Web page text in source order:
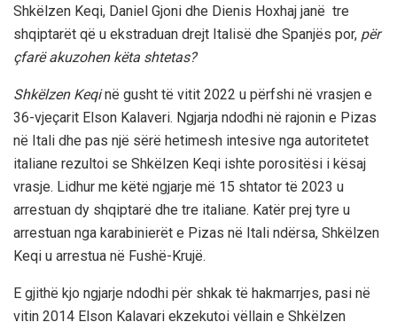
Shkëlzen Keqi, Daniel Gjoni dhe Dienis Hoxhaj janë tre
shqiptarët që u ekstraduan drejt Italisë dhe Spanjës por, për
çfarë akuzohen këta shtetas?
Shkëlzen Keqinë gusht të vitit 2022 u përfshi në vrasjen e
36-vjeçarit Elson Kalaveri. Ngjarja ndodhi në rajonin e Pizas
në Itali dhe pas një sërë hetimesh intesive nga autoritetet
italiane rezultoi se Shkëlzen Keqi ishte porositësi i kësaj
vrasje. Lidhur me këtë ngjarje më 15 shtator të 2023 u
arrestuan dy shqiptarë dhe tre italiane. Katër prej tyre u
arrestuan nga karabinierët e Pizas në Itali ndërsa, Shkëlzen
Keqi u arrestua në Fushë-Krujë.
E gjithë kjo ngjarje ndodhi për shkak të hakmarrjes, pasi në
vitin 2014 Elson Kalavari ekzekutoi vëllain e Shkëlzen